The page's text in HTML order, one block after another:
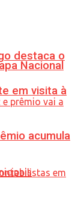
destaca o
em visita à
Nacional
acumula